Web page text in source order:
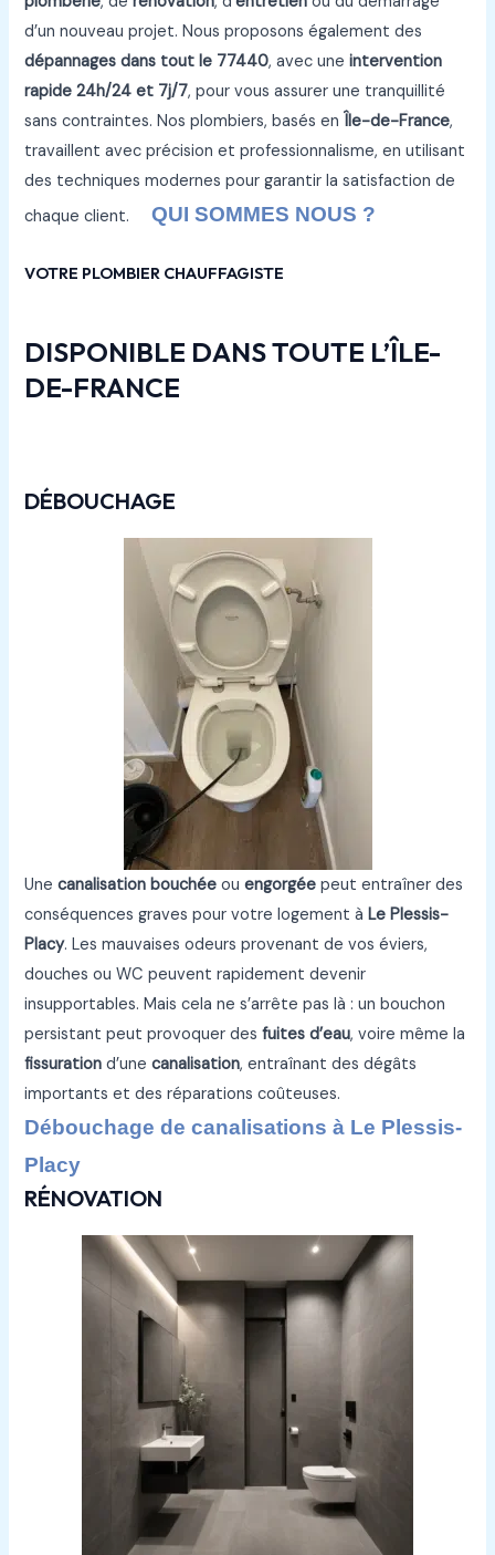
d’un nouveau projet. Nous proposons également des
dépannages dans tout le 77440, avec une intervention
rapide 24h/24 et 7j/7, pour vous assurer une tranquillité
sans contraintes. Nos plombiers, basés en Île-de-France,
travaillent avec précision et professionnalisme, en utilisant
des techniques modernes pour garantir la satisfaction de
chaque client.QUI SOMMES NOUS ?
VOTRE PLOMBIER CHAUFFAGISTE
DISPONIBLE DANS TOUTE L’ÎLE-
DE-FRANCE
DÉBOUCHAGE
Unecanalisation bouchée ouengorgée peut entraîner des
conséquences graves pour votre logement àLe Plessis-
Placy. Les mauvaises odeurs provenant de vos éviers,
douches ou WC peuvent rapidement devenir
insupportables. Mais cela ne s’arrête pas là : un bouchon
persistant peut provoquer desfuites d’eau, voire même la
fissuration d’unecanalisation, entraînant des dégâts
importants et des réparations coûteuses.
Débouchage de canalisations à Le Plessis-
Placy
RÉNOVATION